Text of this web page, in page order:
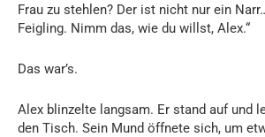
Frau zu stehlen? Der ist nicht nur ein
Feigling. Nimm das, wie du willst, Alex.“
Das war’s.
Alex blinzelte langsam. Er stand auf und
den Tisch. Sein Mund öffnete sich, um